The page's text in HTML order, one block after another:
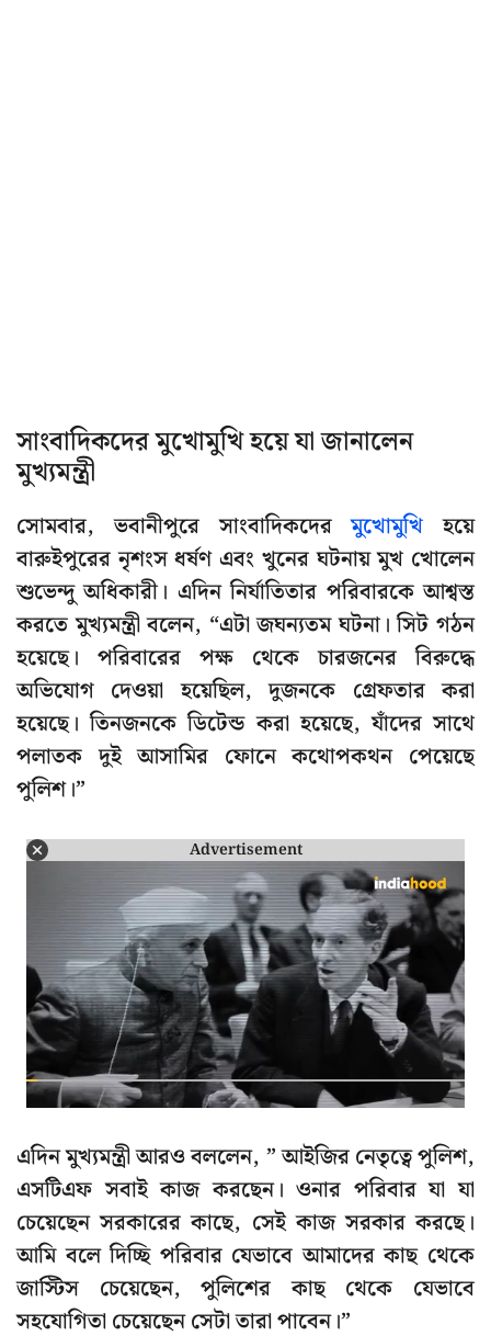
সাংবাদিকদের মুখোমুখি হয়ে যা জানালেন
মুখ্যমন্ত্রী
সোমবার, ভবানীপুরে সাংবাদিকদেরমুখোমুখি হয়ে
বারুইপুরের নৃশংস ধর্ষণ এবং খুনের ঘটনায় মুখ খোলেন
শুভেন্দু অধিকারী। এদিন নির্যাতিতার পরিবারকে আশ্বস্ত
করতে মুখ্যমন্ত্রী বলেন, “এটা জঘন্যতম ঘটনা। সিট গঠন
হয়েছে। পরিবারের পক্ষ থেকে চারজনের বিরুদ্ধে
অভিযোগ দেওয়া হয়েছিল, দুজনকে গ্রেফতার করা
হয়েছে। তিনজনকে ডিটেন্ড করা হয়েছে, যাঁদের সাথে
পলাতক দুই আসামির ফোনে কথোপকথন পেয়েছে
পুলিশ।”
Advertisement
এদিন মুখ্যমন্ত্রী আরও বললেন, ” আইজির নেতৃত্বে পুলিশ,
এসটিএফ সবাই কাজ করছেন। ওনার পরিবার যা যা
চেয়েছেন সরকারের কাছে, সেই কাজ সরকার করছে।
আমি বলে দিচ্ছি পরিবার যেভাবে আমাদের কাছ থেকে
জাস্টিস চেয়েছেন, পুলিশের কাছ থেকে যেভাবে
সহযোগিতা চেয়েছেন সেটা তারা পাবেন।”